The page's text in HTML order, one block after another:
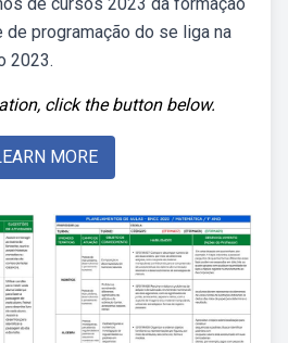
de programação do se liga na
2023.
click the button below.
MORE